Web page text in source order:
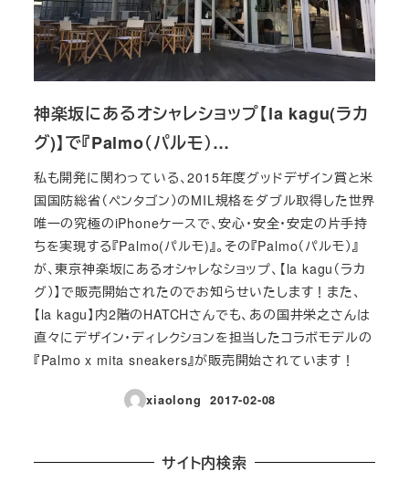
神楽坂にあるオシャレショップ【la kagu(ラカ
グ)】で『Palmo（パルモ）…
私も開発に関わっている、2015年度グッドデザイン賞と米
国国防総省（ペンタゴン）のMIL規格をダブル取得した世界
唯一の究極のiPhoneケースで、安心・安全・安定の片手持
ちを実現する『Palmo(パルモ)』。その『Palmo（パルモ）』
が、東京神楽坂にあるオシャレなショップ、【la kagu（ラカ
グ）】で販売開始されたのでお知らせいたします！また、
【la kagu】内2階のHATCHさんでも、あの国井栄之さんは
直々にデザイン・ディレクションを担当したコラボモデルの
『Palmo x mita sneakers』が販売開始されています！
xiaolong
投稿日
2017-02-08
サイト内検索